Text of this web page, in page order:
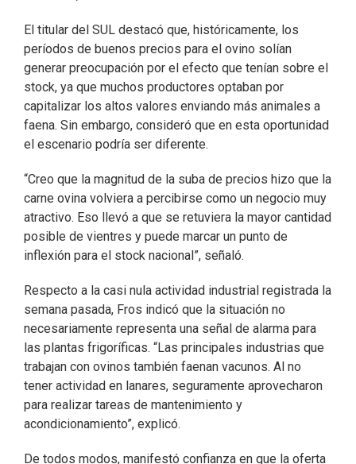
El titular del SUL destacó que, históricamente, los
períodos de buenos precios para el ovino solían
generar preocupación por el efecto que tenían sobre el
stock, ya que muchos productores optaban por
capitalizar los altos valores enviando más animales a
faena. Sin embargo, consideró que en esta oportunidad
el escenario podría ser diferente.
“Creo que la magnitud de la suba de precios hizo que la
carne ovina volviera a percibirse como un negocio muy
atractivo. Eso llevó a que se retuviera la mayor cantidad
posible de vientres y puede marcar un punto de
inflexión para el stock nacional”, señaló.
Respecto a la casi nula actividad industrial registrada la
semana pasada, Fros indicó que la situación no
necesariamente representa una señal de alarma para
las plantas frigoríficas. “Las principales industrias que
trabajan con ovinos también faenan vacunos. Al no
tener actividad en lanares, seguramente aprovecharon
para realizar tareas de mantenimiento y
acondicionamiento”, explicó.
De todos modos, manifestó confianza en que la oferta